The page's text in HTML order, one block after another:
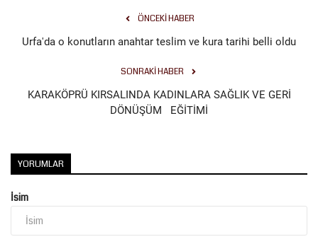
ÖNCEKI HABER
Urfa'da o konutların anahtar teslim ve kura tarihi belli oldu
SONRAKI HABER
KARAKÖPRÜ KIRSALINDA KADINLARA SAĞLIK VE GERİ
DÖNÜŞÜM EĞİTİMİ
YORUMLAR
İsim